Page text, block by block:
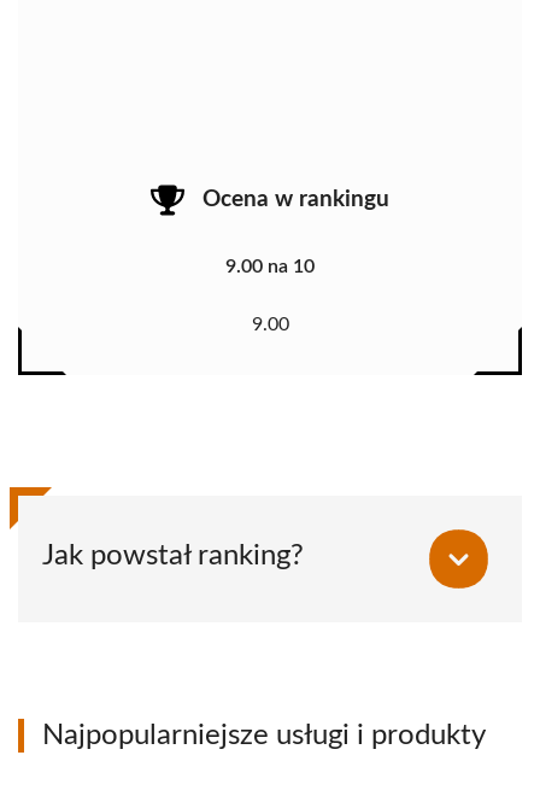
Ocena w rankingu
9.00 na 10
9.00
Jak powstał ranking?
Najpopularniejsze usługi i produkty